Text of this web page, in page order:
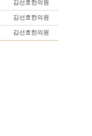
김선호한의원
김선호한의원
김선호한의원